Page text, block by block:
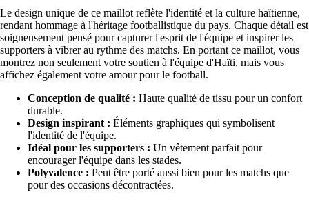
Le design unique de ce maillot reflète l'identité et la culture haïtienne,
rendant hommage à l'héritage footballistique du pays. Chaque détail est
soigneusement pensé pour capturer l'esprit de l'équipe et inspirer les
supporters à vibrer au rythme des matchs. En portant ce maillot, vous
montrez non seulement votre soutien à l'équipe d'Haïti, mais vous
affichez également votre amour pour le football.
Conception de qualité : Haute qualité de tissu pour un confort
durable.
Design inspirant : Éléments graphiques qui symbolisent
l'identité de l'équipe.
Idéal pour les supporters : Un vêtement parfait pour
encourager l'équipe dans les stades.
Polyvalence : Peut être porté aussi bien pour les matchs que
pour des occasions décontractées.